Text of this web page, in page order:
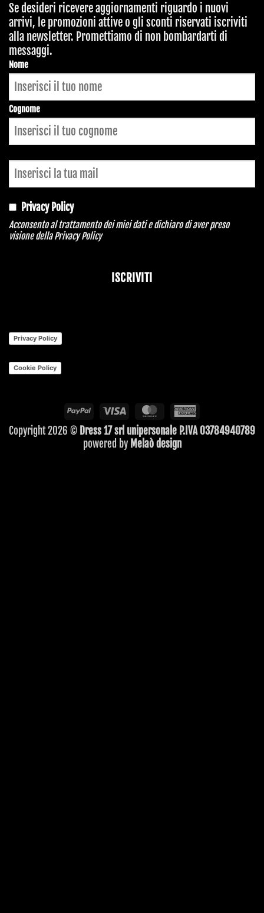
Se desideri ricevere aggiornamenti riguardo i nuovi
arrivi, le promozioni attive o gli sconti riservati iscriviti
alla newsletter. Promettiamo di non bombardarti di
messaggi.
Nome
Cognome
Privacy Policy
Acconsento al trattamento dei miei dati e dichiaro di aver preso
visione dellaPrivacy Policy
ISCRIVITI
Privacy Policy
Cookie Policy
PayPal Visa MasterCard
Express
Copyright 2026 © Dress 17 srl unipersonale P.IVA 03784940789
powered by Melaò design